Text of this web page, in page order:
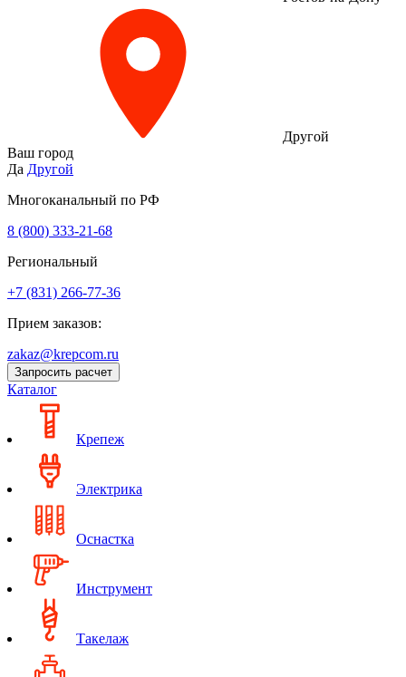
Другой
Ваш город
Да Другой
Многоканальный по РФ
8 (800) 333‑21-68
Региональный
+7 (831) 266-77-36
Прием заказов:
zakaz@krepcom.ru
Запросить расчет
Каталог
Крепеж
Электрика
Оснастка
Инструмент
Такелаж